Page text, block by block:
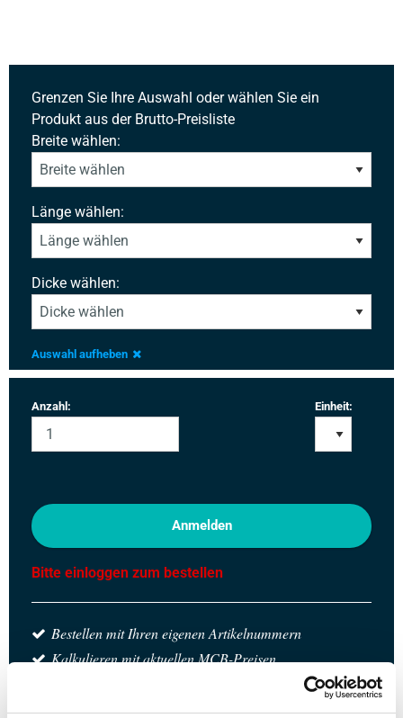
Grenzen Sie Ihre Auswahl oder wählen Sie ein
Produkt aus der Brutto-Preisliste
Breite wählen:
Länge wählen:
Dicke wählen:
Auswahl aufheben
Anzahl: Einheit:
Anmelden
Bitte einloggen zum bestellen
Bestellen mit Ihren eigenen Artikelnummern
Kalkulieren mit aktuellen MCB-Preisen
Verfolgen Sie Ihre Bestellung über Track&Trace